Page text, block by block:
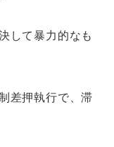
して暴力的なも
差押執行で、滞